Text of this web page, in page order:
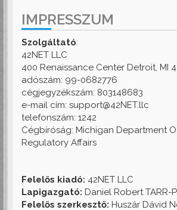
IMPRESSZUM
Szolgáltató:
42NET LLC
400 Renaissance Center Detroit, MI
adószám: 99-0682776
cégjegyzékszám: 803148683
e-mail cím: support@42NET.llc
telefonszám: 1242
Cégbíróság: Michigan Department
Regulatory Affairs
Felelős kiadó: 42NET LLC
Lapigazgató: Daniel Robert TARR-
Felelős szerkesztő: Huszár Dávid